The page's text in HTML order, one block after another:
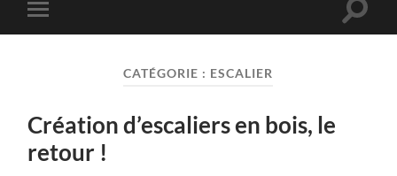
Toggle
mobile
Toggle
CATÉGORIE : ESCALIER
Création d’escaliers en bois, le
retour !